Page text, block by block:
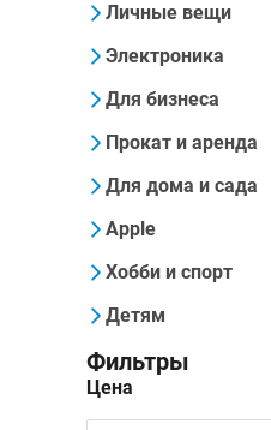
Личные вещи
Электроника
Для бизнеса
Прокат и аренда
Для дома и сада
Apple
Хобби и спорт
Детям
Фильтры
Цена